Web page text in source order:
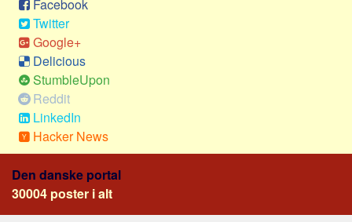
Aspekter
Køb og salg
Økonomi
Jura og regler
Skatter og afgifter
Praktisk
Alle
Facebook
Twitter
Google+
Delicious
StumbleUpon
Reddit
LinkedIn
Hacker News
Den danske portal
30004 poster i alt